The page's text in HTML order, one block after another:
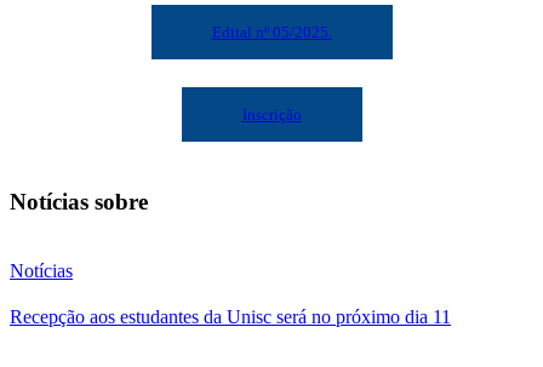
Edital nº 05/2025.
Inscrição
Notícias sobre
Notícias
Recepção aos estudantes da Unisc será no próximo dia 11